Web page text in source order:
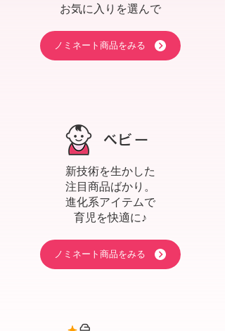
お気に入りを選んで
ノミネート商品をみる
​ベビー
新技術を生かした
注目商品ばかり。
進化系アイテムで
育児を快適に♪
ノミネート商品をみる